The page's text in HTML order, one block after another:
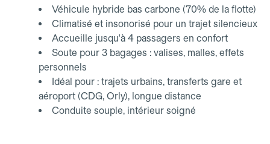
Véhicule hybride bas carbone (70% de la flotte)
Climatisé et insonorisé pour un trajet silencieux
Accueille jusqu'à 4 passagers en confort
Soute pour 3 bagages : valises, malles, effets
personnels
Idéal pour : trajets urbains, transferts gare et
aéroport (CDG, Orly), longue distance
Conduite souple, intérieur soigné